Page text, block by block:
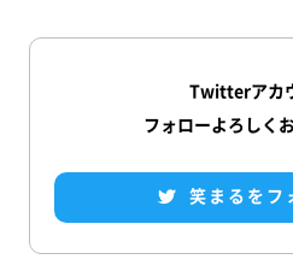
Twitterアカ
フォローよろしく
笑まるをフ